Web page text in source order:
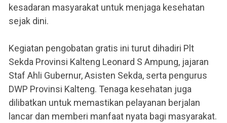
kesadaran masyarakat untuk menjaga kesehatan
sejak dini.
Kegiatan pengobatan gratis ini turut dihadiri Plt
Sekda Provinsi Kalteng Leonard S Ampung, jajaran
Staf Ahli Gubernur, Asisten Sekda, serta pengurus
DWP Provinsi Kalteng. Tenaga kesehatan juga
dilibatkan untuk memastikan pelayanan berjalan
lancar dan memberi manfaat nyata bagi masyarakat.